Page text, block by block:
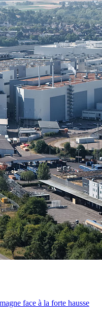
face à la forte hausse